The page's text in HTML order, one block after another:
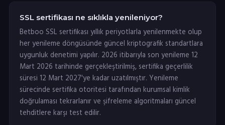
SSL sertifikası ne sıklıkla yenileniyor?
Betboo SSL sertifikası yıllık periyotlarla yenilenmekte olup
her yenileme döngüsünde güncel kriptografik standartlara
uygunluk denetimi yapılır. 2026 itibarıyla son yenileme 12
Mart 2026 tarihinde gerçekleştirilmiş, sertifika geçerlilik
süresi 12 Mart 2027'ye kadar uzatılmıştır. Yenileme
sürecinde sertifika otoritesi tarafından kurumsal kimlik
doğrulaması tekrarlanır ve şifreleme algoritmaları güncel
tehditlere karşı test edilir.